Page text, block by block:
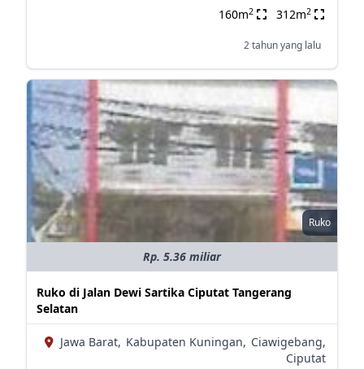
160m2 312m2
2 tahun yang lalu
Ruko
Rp. 5.36 miliar
Ruko di Jalan Dewi Sartika Ciputat Tangerang
Selatan
Jawa Barat, Kabupaten Kuningan, Ciawigebang,
Ciputat